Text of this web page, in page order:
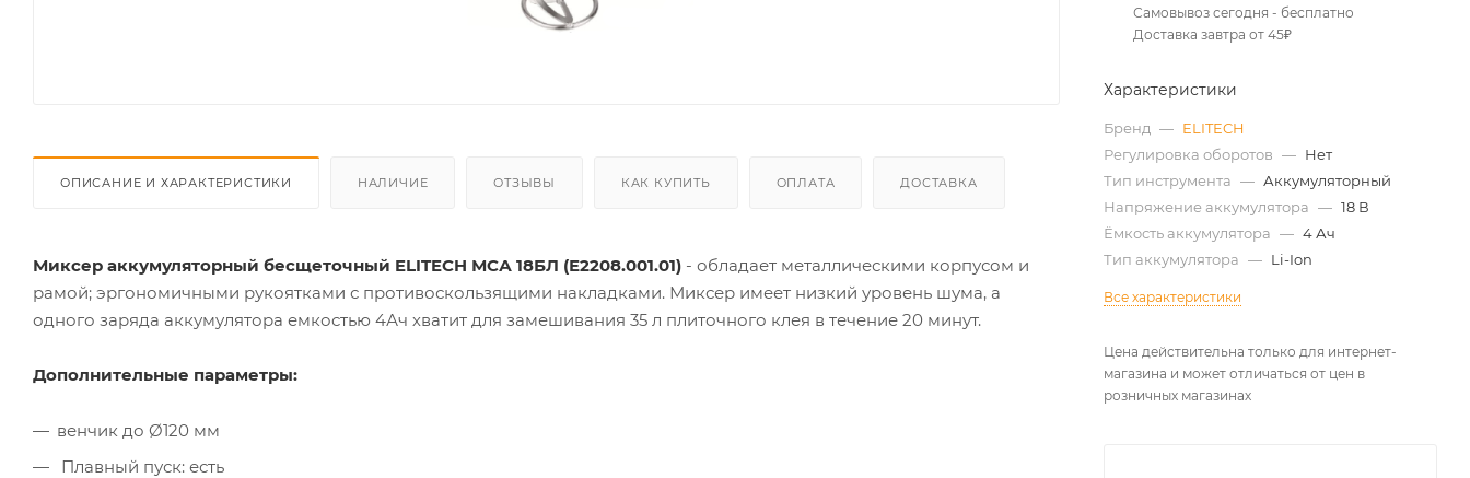
ОПИСАНИЕ И ХАРАКТЕРИСТИКИ НАЛИЧИЕ ОТЗЫВЫ КАК КУПИТЬ ОПЛАТА ДОСТАВКА
Миксер аккумуляторный бесщеточный ELITECH МСА 18БЛ (Е2208.001.01) - обладает металлическими корпусом и
рамой; эргономичными рукоятками с противоскользящими накладками. Миксер имеет низкий уровень шума, а
одного заряда аккумулятора емкостью 4Ач хватит для замешивания 35 л плиточного клея в течение 20 минут.
Дополнительные параметры:
венчик до Ø120 мм
Плавный пуск: есть
Самовывоз сегодня - бесплатно
Доставка завтра от 45₽
Характеристики
Бренд — ELITECH
Регулировка оборотов — Нет
Тип инструмента — Аккумуляторный
Напряжение аккумулятора — 18 В
Ёмкость аккумулятора — 4 Ач
Тип аккумулятора — Li-Ion
Все характеристики
Цена действительна только для интернет-
магазина и может отличаться от цен в
розничных магазинах